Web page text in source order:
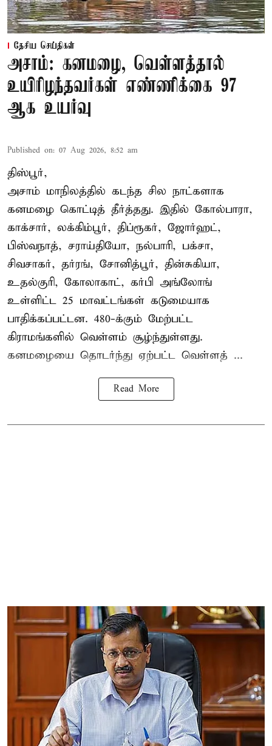
தேசிய செய்திகள்
அசாம்: கனமழை, வெள்ளத்தால்
உயிரிழந்தவர்கள் எண்ணிக்கை 97
ஆக உயர்வு
Published on: 07 Aug 2026, 8:52 am
திஸ்பூர்,
அசாம் மாநிலத்தில் கடந்த சில நாட்களாக
கனமழை கொட்டித் தீர்த்தது. இதில் கோல்பாரா,
காக்சார், லக்கிம்பூர், திப்ரூகர், ஜோர்ஹட்,
பிஸ்வநாத், சராய்தியோ, நல்பாரி, பக்சா,
சிவசாகர், தர்ரங், சோனித்பூர், தின்சுகியா,
உதல்குரி, கோலாகாட், கர்பி அங்லோங்
உள்ளிட்ட 25 மாவட்டங்கள் கடுமையாக
பாதிக்கப்பட்டன. 480-க்கும் மேற்பட்ட
கிராமங்களில் வெள்ளம் சூழ்ந்துள்ளது.
கனமழையை தொடர்ந்து ஏற்பட்ட வெள்ளத் ...
Read More